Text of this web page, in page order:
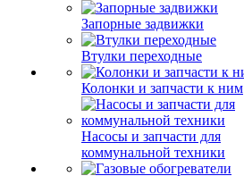
Запорные задвижки
Втулки переходные
Колонки и запчасти к ним
Насосы и запчасти для
коммунальной техники